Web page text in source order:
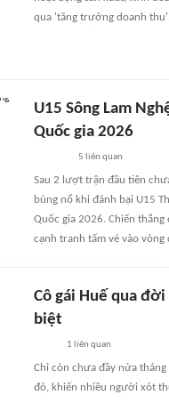
qua 'tăng trưởng doanh
U15 Sông Lam
Quốc gia 2026
5 liên quan
Sau 2 lượt trận đầu tiên
bùng nổ khi đánh bại U15
Quốc gia 2026. Chiến
cạnh tranh tấm vé vào vòng
Cô gái Huế qua
biệt
1 liên quan
Chỉ còn chưa đầy nửa
đỏ, khiến nhiều người xót